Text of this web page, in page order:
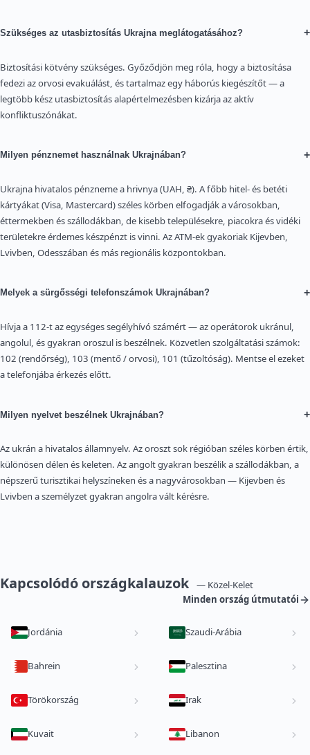
Szükséges az utasbiztosítás Ukrajna meglátogatásához? +
Biztosítási kötvény szükséges. Győződjön meg róla, hogy a biztosítása
fedezi az orvosi evakuálást, és tartalmaz egy háborús kiegészítőt — a
legtöbb kész utasbiztosítás alapértelmezésben kizárja az aktív
konfliktuszónákat.
Milyen pénznemet használnak Ukrajnában? +
Ukrajna hivatalos pénzneme a hrivnya (UAH, ₴). A főbb hitel- és betéti
kártyákat (Visa, Mastercard) széles körben elfogadják a városokban,
éttermekben és szállodákban, de kisebb településekre, piacokra és vidéki
területekre érdemes készpénzt is vinni. Az ATM-ek gyakoriak Kijevben,
Lvivben, Odesszában és más regionális központokban.
Melyek a sürgősségi telefonszámok Ukrajnában? +
Hívja a 112-t az egységes segélyhívó számért — az operátorok ukránul,
angolul, és gyakran oroszul is beszélnek. Közvetlen szolgáltatási számok:
102 (rendőrség), 103 (mentő / orvosi), 101 (tűzoltóság). Mentse el ezeket
a telefonjába érkezés előtt.
Milyen nyelvet beszélnek Ukrajnában? +
Az ukrán a hivatalos államnyelv. Az oroszt sok régióban széles körben értik,
különösen délen és keleten. Az angolt gyakran beszélik a szállodákban, a
népszerű turisztikai helyszíneken és a nagyvárosokban — Kijevben és
Lvivben a személyzet gyakran angolra vált kérésre.
Kapcsolódó országkalauzok
— Közel-Kelet
Minden ország útmutatói
Jordánia Szaudi-Arábia
Bahrein Palesztina
Törökország Irak
Kuvait Libanon